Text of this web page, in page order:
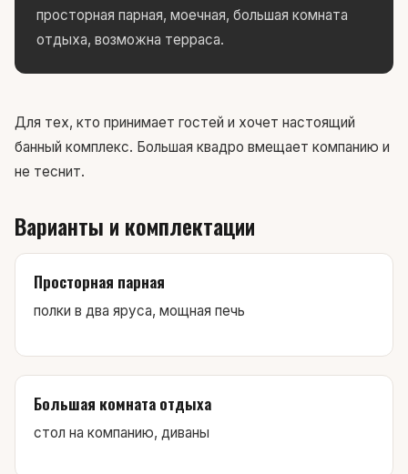
просторная парная, моечная, большая комната
отдыха, возможна терраса.
Для тех, кто принимает гостей и хочет настоящий
банный комплекс. Большая квадро вмещает компанию и
не теснит.
Варианты и комплектации
Просторная парная
полки в два яруса, мощная печь
Большая комната отдыха
стол на компанию, диваны